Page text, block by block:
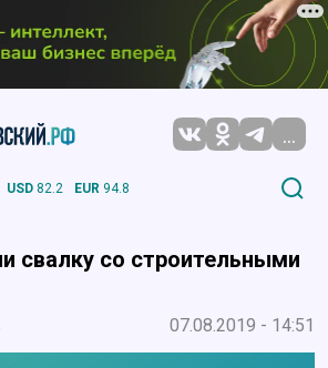
...
USD 82.2 EUR 94.8
свалку со строительными
07.08.2019 - 14:51